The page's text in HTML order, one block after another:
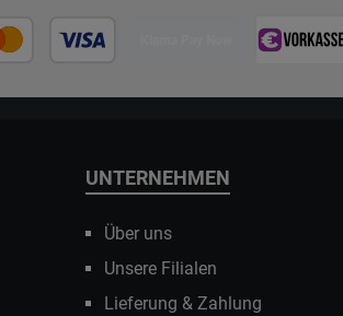
UNTERNEHMEN
Über uns
Unsere Filialen
Lieferung & Zahlung